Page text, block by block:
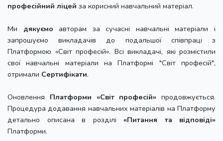
професійний ліцей за корисний навчальний матеріал.
Ми дякуємо авторам за сучасні навчальні матеріали і
запрошуємо викладачів до подальшої співпраці з
Платформою «Світ професій». Всі викладачі, які розмістили
свої навчальні матеріали на Платформі "Світ професій",
отримали Сертифікати.
Оновлення Платформи «Світ професій» продовжується.
Процедура додавання навчальних матеріалів на Платформу
детально описана в розділі «Питання та відповіді»
Платформи.